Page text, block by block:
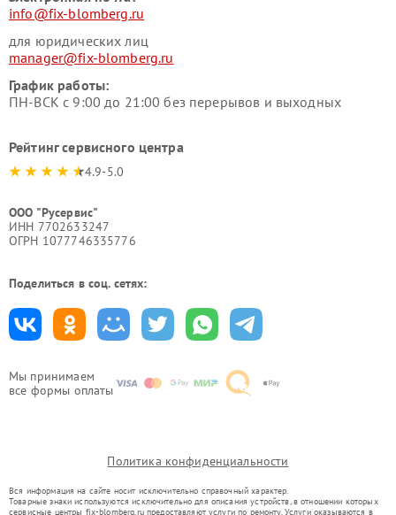
Мы принимаем
все формы оплаты
info@fix-blomberg.ru
для юридических лиц
manager@fix-blomberg.ru
График работы:
ПН-ВСК с 9:00 до 21:00 без перерывов и выходных
Рейтинг сервисного центра
4.9-5.0
ООО "Русервис"
ИНН 7702633247
ОГРН 1077746335776
Поделиться в соц. сетях:
Политика конфиденциальности
Вся информация на сайте носит исключительно справочный характер.
Товарные знаки используются исключительно для описания устройств, в отношении которых
сервисные центры fix-blomberg.ru предоставляют услуги по ремонту. Услуги оказываются в